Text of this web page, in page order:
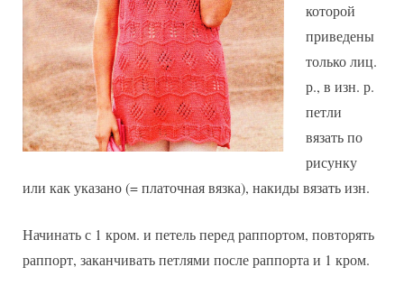
которой
приведены
только лиц.
р., в изн. р.
петли
вязать по
рисунку
или как указано (= платочная вязка), накиды вязать изн.
Начинать с 1 кром. и петель перед раппортом, повторять
раппорт, заканчивать петлями после раппорта и 1 кром.